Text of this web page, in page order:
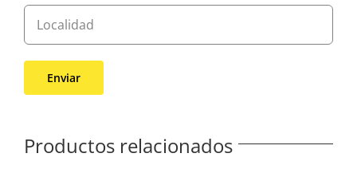
Productos relacionados